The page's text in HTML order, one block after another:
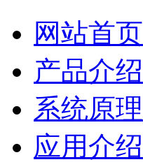
网站首页
产品介绍
系统原理
应用介绍